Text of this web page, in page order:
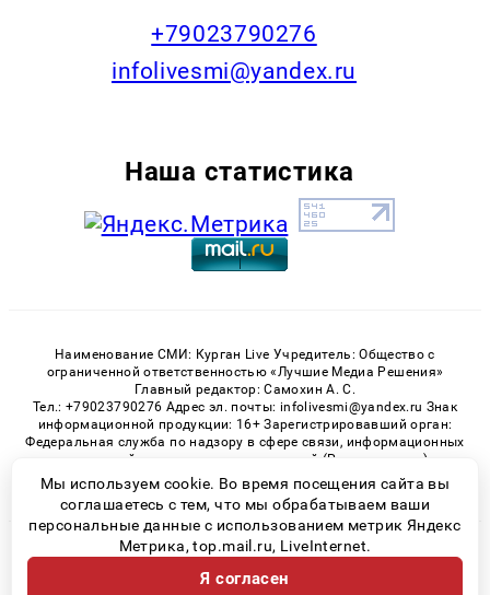
+79023790276
infolivesmi@yandex.ru
Наша статистика
Наименование СМИ: Курган Live Учредитель: Общество с
ограниченной ответственностью «Лучшие Медиа Решения»
Главный редактор: Самохин А. С.
Тел.: +79023790276 Адрес эл. почты: infolivesmi@yandex.ru Знак
информационной продукции: 16+ Зарегистрировавший орган:
Федеральная служба по надзору в сфере связи, информационных
технологий и массовых коммуникаций (Роскомнадзор)
Регистрационный номер СМИ ЭЛ № ФС 77 - 82535 от 21.01.2022
© 2026 «Kurgan-Live» | Все права защищены
Возрастная категория сайта 16+
Мы используем cookie. Во время посещения сайта вы
соглашаетесь с тем, что мы обрабатываем ваши
персональные данные с использованием метрик Яндекс
Метрика, top.mail.ru, LiveInternet.
Я согласен